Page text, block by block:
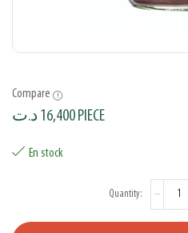
Compare
16,400د.ت PIECE
En stock